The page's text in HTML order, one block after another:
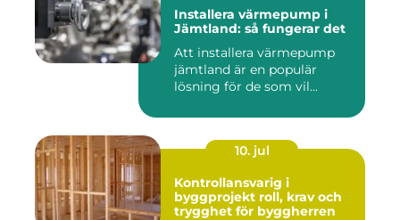
Installera värmepump i
Jämtland: så fungerar det
Att installera värmepump
jämtland är en populär
lösning för de som vil...
10. jul
Kontrollansvarig i
byggprojekt roll, krav och
trygghet för byggherren